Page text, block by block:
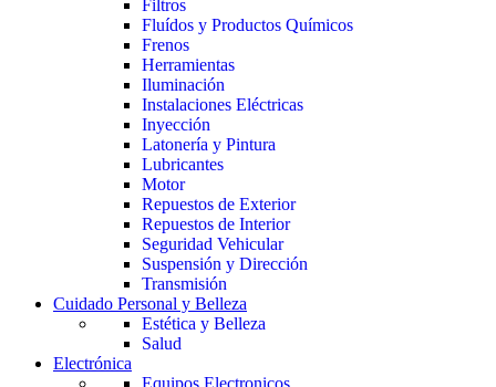
Filtros
Fluídos y Productos Químicos
Frenos
Herramientas
Iluminación
Instalaciones Eléctricas
Inyección
Latonería y Pintura
Lubricantes
Motor
Repuestos de Exterior
Repuestos de Interior
Seguridad Vehicular
Suspensión y Dirección
Transmisión
Cuidado Personal y Belleza
Estética y Belleza
Salud
Electrónica
Equipos Electronicos